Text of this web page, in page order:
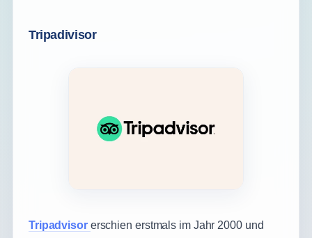
Tripadivisor
Tripadvisor erschien erstmals im Jahr 2000 und